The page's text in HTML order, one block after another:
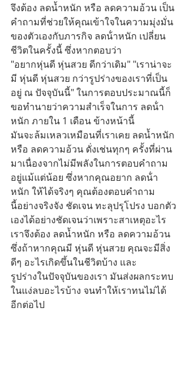
จึงต้อง ลดน้ำหนัก หรือ ลดความอ้วน เป็น
คำถามที่ช่วยให้คุณเข้าใจในความมุ่งมั่น
ของตัวเองกับภารกิจ ลดน้ําหนัก เปลี่ยน
ชีวิตในครั้งนี้ ซึ่งหากตอบว่า
"อยากหุ่นดี หุ่นสวย ดีกว่าเดิม" "เราน่าจะ
มี หุ่นดี หุ่นสวย กว่ารูปร่างของเราที่เป็น
อยู่ ณ ปัจจุบันนี้" ในการตอบประมาณนี้ก็
ขอทำนายว่าความสำเร็จในการ ลดน้ํา
หนัก ภายใน 1 เดือน ข้างหน้านี้
มันจะล้มเหลวเหมือนที่เราเคย ลดน้ำหนัก
หรือ ลดความอ้วน ดั่งเช่นทุกๆ ครั้งที่ผ่าน
มาเนื่องจากไม่มีพลังในการตอบคำถาม
อยู่แม้แต่น้อย ซึ่งหากคุณอยาก ลดน้ํา
หนัก ให้ได้จริงๆ คุณต้องตอบคำถาม
นี้อย่างจริงจัง ชัดเจน ทะลุปรุโปรง บอกตัว
เองได้อย่างชัดเจนว่าเพราะสาเหตุอะไร
เราจึงต้อง ลดน้ำหนัก หรือ ลดความอ้วน
ซึ่งถ้าหากคุณมี หุ่นดี หุ่นสวย คุณจะมีสิ่ง
ดีๆ อะไรเกิดขึ้นในชีวิตบ้าง และ
รูปร่างในปัจจุบันของเรา มันส่งผลกระทบ
ในแง่ลบอะไรบ้าง จนทำให้เราทนไม่ได้
อีกต่อไป